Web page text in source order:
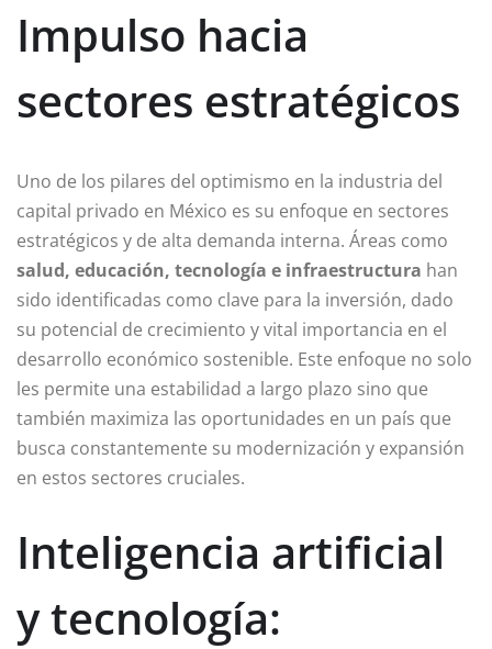
Impulso hacia
sectores estratégicos
Uno de los pilares del optimismo en la industria del
capital privado en México es su enfoque en sectores
estratégicos y de alta demanda interna. Áreas como
salud, educación, tecnología e infraestructura han
sido identificadas como clave para la inversión, dado
su potencial de crecimiento y vital importancia en el
desarrollo económico sostenible. Este enfoque no solo
les permite una estabilidad a largo plazo sino que
también maximiza las oportunidades en un país que
busca constantemente su modernización y expansión
en estos sectores cruciales.
Inteligencia artificial
y tecnología: